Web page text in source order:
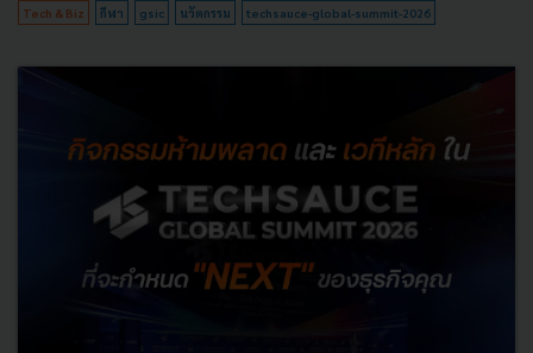
Tech & Biz กีฬา gsic นวัตกรรม techsauce-global-summit-2026